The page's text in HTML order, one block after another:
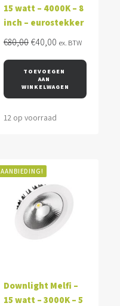
15 watt – 4000K – 8
inch – eurostekker
€80,00 Oorspronkelijke
was:
€80,00.
€40,00 Huidige
is:
€40,00.
ex. BTW
TOEVOEGEN
AAN
WINKELWAGEN
12 op voorraad
AANBIEDING!
Downlight Melfi –
15 watt – 3000K – 5